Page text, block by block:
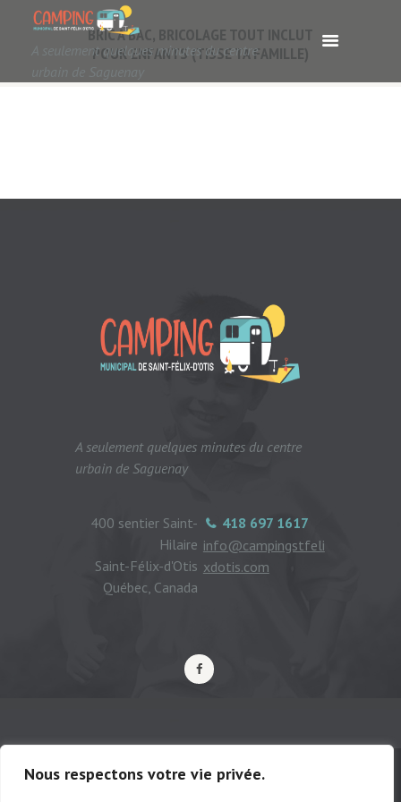
Nous respectons votre vie privée.
A seulement quelques minutes du centre
urbain de Saguenay
BRIC A BAC, BRICOLAGE TOUT INCLUT
POUR ENFANTS (TISSE TA FAMILLE)
A seulement quelques minutes du centre
urbain de Saguenay
418 697 1617
info@campingstfeli
xdotis.com
400 sentier Saint-
Hilaire
Saint-Félix-d'Otis
Québec, Canada